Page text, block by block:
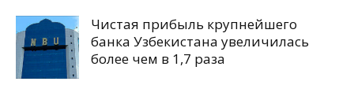
Чистая прибыль крупнейшего
банка Узбекистана увеличилась
более чем в 1,7 раза